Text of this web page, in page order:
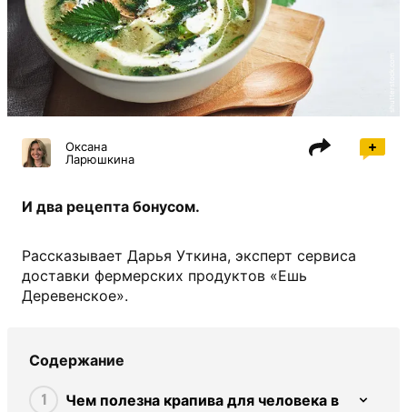
Оксана
Ларюшкина
И два рецепта бонусом.
Рассказывает Дарья Уткина, эксперт сервиса
доставки фермерских продуктов «Ешь
Деревенское».
Содержание
1
Чем полезна крапива для человека в